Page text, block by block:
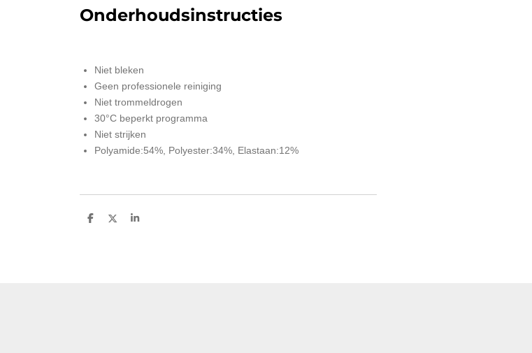
Onderhoudsinstructies
Niet bleken
Geen professionele reiniging
Niet trommeldrogen
30°C beperkt programma
Niet strijken
Polyamide:54%, Polyester:34%, Elastaan:12%
D
D
S